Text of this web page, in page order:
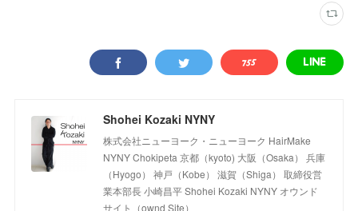
Shohei Kozaki NYNY
株式会社ニューヨーク・ニューヨーク HairMake
NYNY Chokipeta 京都（kyoto) 大阪（Osaka） 兵庫
（Hyogo） 神戸（Kobe） 滋賀（Shiga） 取締役営
業本部長 小崎昌平 Shohei Kozaki NYNY オウンド
サイト（ownd Site）